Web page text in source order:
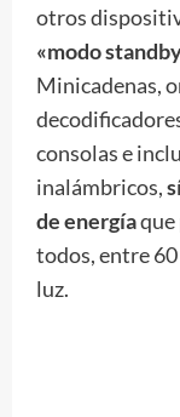
otros
«modo
Minicadenas,
consolas e
inalámbricos,
de energíaque
todos, entre
luz.